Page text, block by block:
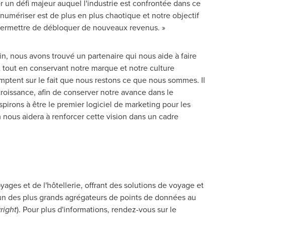
défi majeur auquel l'industrie est confrontée dans ce
est de plus en plus chaotique et notre objectif
de débloquer de nouveaux revenus. »
nous avons trouvé un partenaire qui nous aide à faire
en conservant notre marque et notre culture
sur le fait que nous restons ce que nous sommes. Il
afin de conserver notre avance dans le
à être le premier logiciel de marketing pour les
aidera à renforcer cette vision dans un cadre
et de l'hôtellerie, offrant des solutions de voyage et
plus grands agrégateurs de points de données au
). Pour plus d'informations, rendez-vous sur le